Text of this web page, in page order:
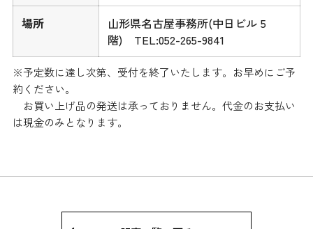
場所
山形県名古屋事務所(中日ビル 5
階) TEL:052-265-9841
※予定数に達し次第、受付を終了いたします。お早めにご予
約ください。
お買い上げ品の発送は承っておりません。代金のお支払い
は現金のみとなります。